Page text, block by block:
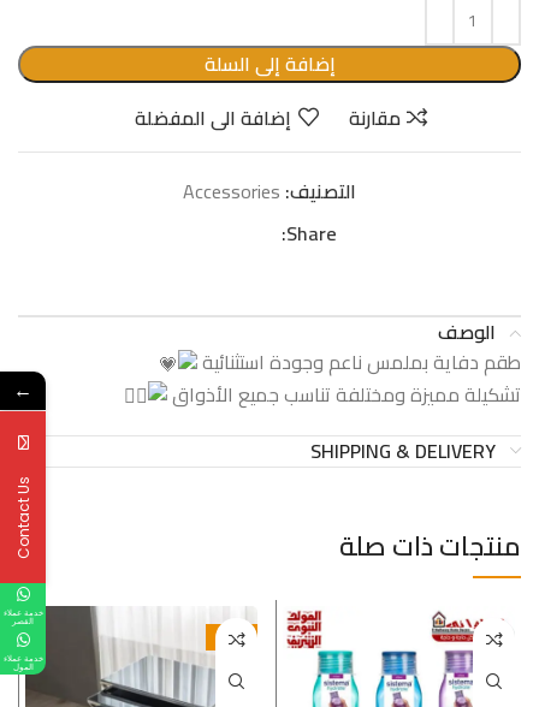
إضافة إلى السلة
مقارنة
إضافة الى المفضلة
التصنيف: Accessories
Share:
الوصف
طقم دفاية بملمس ناعم وجودة استثنائية
تشكيلة مميزة ومختلفة تناسب جميع الأذواق
SHIPPING & DELIVERY
منتجات ذات صلة
-21%
←
Contact Us
خدمة عملاء
القصر
خدمة عملاء
المول